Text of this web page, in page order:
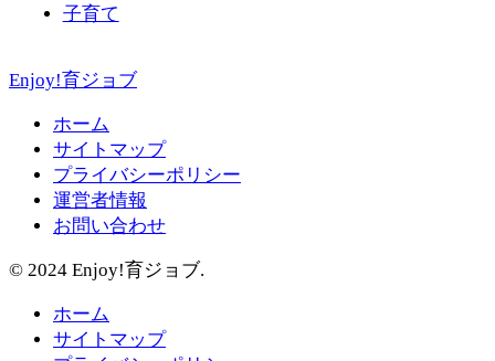
子育て
Enjoy!育ジョブ
ホーム
サイトマップ
プライバシーポリシー
運営者情報
お問い合わせ
© 2024 Enjoy!育ジョブ.
ホーム
サイトマップ